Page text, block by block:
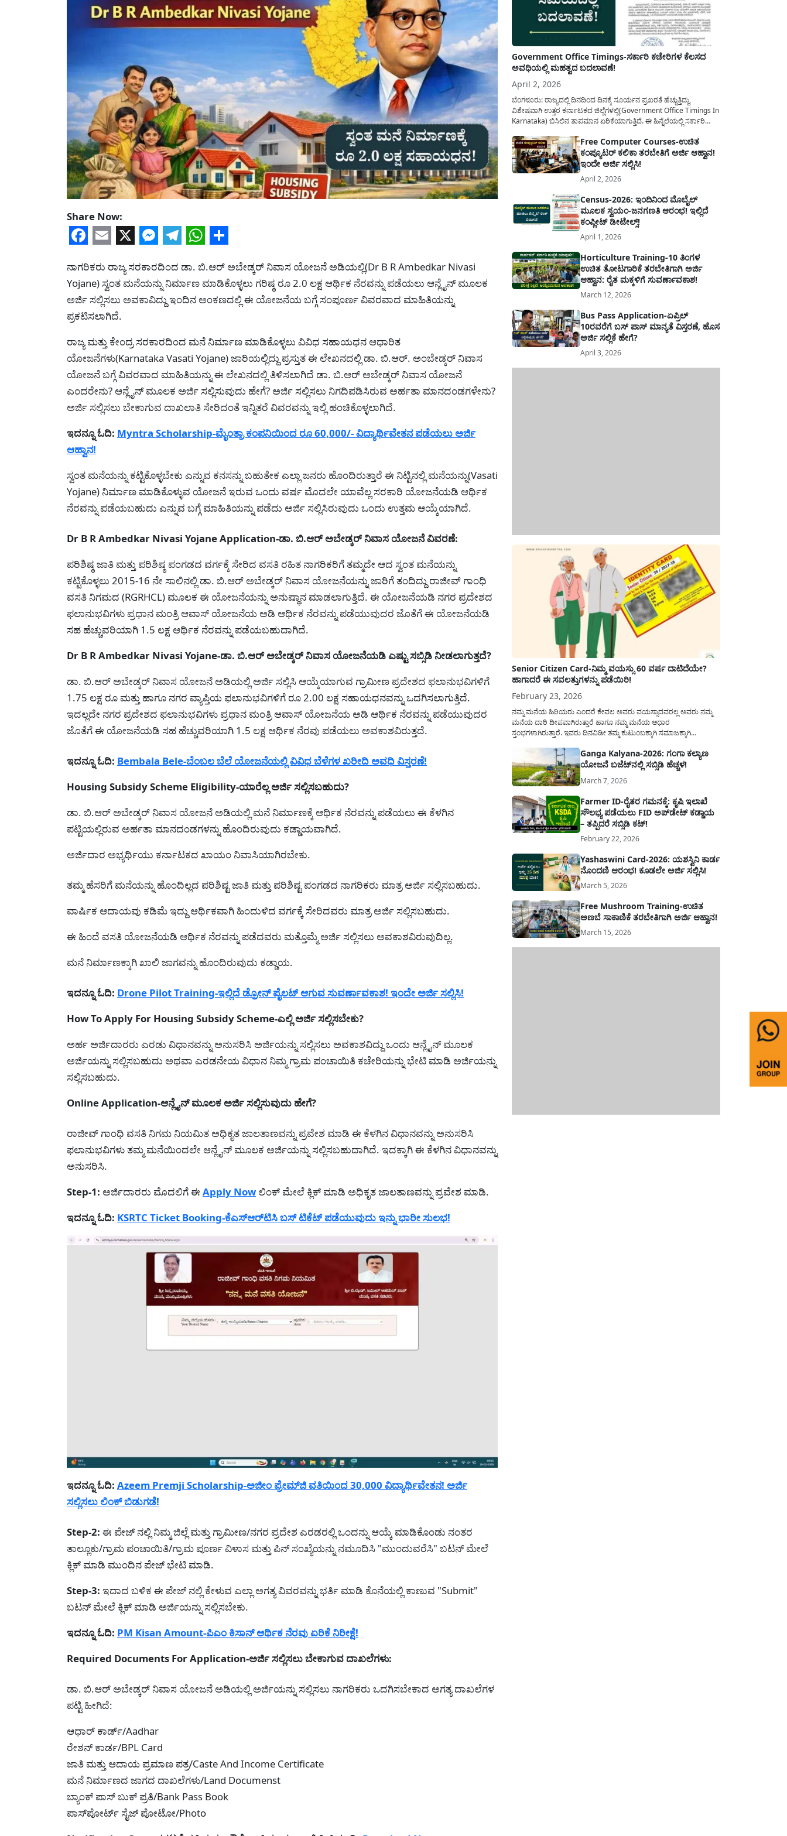
Share Now:
ನಾಗರಿಕರು ರಾಜ್ಯ ಸರಕಾರದಿಂದ ಡಾ. ಬಿ.ಆರ್ ಅಬೇಡ್ಕರ್ ನಿವಾಸ ಯೋಜನೆ ಅಡಿಯಲ್ಲಿ(Dr B R Ambedkar Nivasi
Yojane) ಸ್ವಂತ ಮನೆಯನ್ನು ನಿರ್ಮಾಣ ಮಾಡಿಕೊಳ್ಳಲು ಗರಿಷ್ಠ ರೂ 2.0 ಲಕ್ಷ ಆರ್ಥಿಕ ನೆರವನ್ನು ಪಡೆಯಲು ಆನ್ಲೈನ್ ಮೂಲಕ
ಅರ್ಜಿ ಸಲ್ಲಿಸಲು ಅವಕಾವಿದ್ದು ಇಂದಿನ ಅಂಕಣದಲ್ಲಿ ಈ ಯೋಜನೆಯ ಬಗ್ಗೆ ಸಂಪೂರ್ಣ ವಿವರವಾದ ಮಾಹಿತಿಯನ್ನು
ಪ್ರಕಟಿಸಲಾಗಿದೆ.
ರಾಜ್ಯ ಮತ್ತು ಕೇಂದ್ರ ಸರಕಾರದಿಂದ ಮನೆ ನಿರ್ಮಾಣ ಮಾಡಿಕೊಳ್ಳಲು ವಿವಿಧ ಸಹಾಯಧನ ಆಧಾರಿತ
ಯೋಜನೆಗಳು(Karnataka Vasati Yojane) ಜಾರಿಯಲ್ಲಿದ್ದು ಪ್ರಸ್ತುತ ಈ ಲೇಖನದಲ್ಲಿ ಡಾ. ಬಿ.ಆರ್. ಅಂಬೇಡ್ಕರ್ ನಿವಾಸ
ಯೋಜನೆ ಬಗ್ಗೆ ವಿವರವಾದ ಮಾಹಿತಿಯನ್ನು ಈ ಲೇಖನದಲ್ಲಿ ತಿಳಿಸಲಾಗಿದೆ ಡಾ. ಬಿ.ಆರ್ ಅಬೇಡ್ಕರ್ ನಿವಾಸ ಯೋಜನೆ
ಎಂದರೇನು? ಆನ್ಲೈನ್ ಮೂಲಕ ಅರ್ಜಿ ಸಲ್ಲಿಸುವುದು ಹೇಗೆ? ಅರ್ಜಿ ಸಲ್ಲಿಸಲು ನಿಗದಿಪಡಿಸಿರುವ ಅರ್ಹತಾ ಮಾನದಂಡಗಳೇನು?
ಅರ್ಜಿ ಸಲ್ಲಿಸಲು ಬೇಕಾಗುವ ದಾಖಲಾತಿ ಸೇರಿದಂತೆ ಇನ್ನಿತರೆ ವಿವರವನ್ನು ಇಲ್ಲಿ ಹಂಚಿಕೊಳ್ಳಲಾಗಿದೆ.
ಇದನ್ನೂ ಓದಿ: Myntra Scholarship-ಮೈಂತ್ರಾ ಕಂಪನಿಯಿಂದ ರೂ 60,000/- ವಿದ್ಯಾರ್ಥಿವೇತನ ಪಡೆಯಲು ಅರ್ಜಿ
ಆಹ್ವಾನ!
ಸ್ವಂತ ಮನೆಯನ್ನು ಕಟ್ಟಿಕೊಳ್ಳಬೇಕು ಎನ್ನುವ ಕನಸನ್ನು ಬಹುತೇಕ ಎಲ್ಲಾ ಜನರು ಹೊಂದಿರುತ್ತಾರೆ ಈ ನಿಟ್ಟಿನಲ್ಲಿ ಮನೆಯನ್ನು(Vasati
Yojane) ನಿರ್ಮಾಣ ಮಾಡಿಕೊಳ್ಳುವ ಯೋಜನೆ ಇರುವ ಒಂದು ವರ್ಷ ಮೊದಲೇ ಯಾವೆಲ್ಲ ಸರಕಾರಿ ಯೋಜನೆಯಡಿ ಆರ್ಥಿಕ
ನೆರವನ್ನು ಪಡೆಯಬಹುದು ಎನ್ನುವ ಬಗ್ಗೆ ಮಾಹಿತಿಯನ್ನು ಪಡೆದು ಅರ್ಜಿ ಸಲ್ಲಿಸಿರುವುದು ಒಂದು ಉತ್ತಮ ಆಯ್ಕೆಯಾಗಿದೆ.
Dr B R Ambedkar Nivasi Yojane Application-ಡಾ. ಬಿ.ಆರ್ ಅಬೇಡ್ಕರ್ ನಿವಾಸ ಯೋಜನೆ ವಿವರಣೆ:
ಪರಿಶಿಷ್ಠ ಜಾತಿ ಮತ್ತು ಪರಿಶಿಷ್ಠ ಪಂಗಡದ ವರ್ಗಕ್ಕೆ ಸೇರಿದ ವಸತಿ ರಹಿತ ನಾಗರಿಕರಿಗೆ ತಮ್ಮದೇ ಆದ ಸ್ವಂತ ಮನೆಯನ್ನು
ಕಟ್ಟಿಕೊಳ್ಳಲು 2015-16 ನೇ ಸಾಲಿನಲ್ಲಿ ಡಾ. ಬಿ.ಆರ್ ಅಬೇಡ್ಕರ್ ನಿವಾಸ ಯೋಜನೆಯನ್ನು ಜಾರಿಗೆ ತಂದಿದ್ದು ರಾಜೀವ್ ಗಾಂಧಿ
ವಸತಿ ನಿಗಮದ (RGRHCL) ಮೂಲಕ ಈ ಯೋಜನೆಯನ್ನು ಅನುಷ್ಥಾನ ಮಾಡಲಾಗುತ್ತಿದೆ. ಈ ಯೋಜನೆಯಡಿ ನಗರ ಪ್ರದೇಶದ
ಫಲಾನುಭವಿಗಳು ಪ್ರಧಾನ ಮಂತ್ರಿ ಆವಾಸ್ ಯೋಜನೆಯ ಅಡಿ ಆರ್ಥಿಕ ನೆರವನ್ನು ಪಡೆಯುವುದರ ಜೊತೆಗೆ ಈ ಯೋಜನೆಯಡಿ
ಸಹ ಹೆಚ್ಚುವರಿಯಾಗಿ 1.5 ಲಕ್ಷ ಆರ್ಥಿಕ ನೆರವನ್ನು ಪಡೆಯಬಹುದಾಗಿದೆ.
Dr B R Ambedkar Nivasi Yojane-ಡಾ. ಬಿ.ಆರ್ ಅಬೇಡ್ಕರ್ ನಿವಾಸ ಯೋಜನೆಯಡಿ ಎಷ್ಟು ಸಬ್ಸಿಡಿ ನೀಡಲಾಗುತ್ತದೆ?
ಡಾ. ಬಿ.ಆರ್ ಅಬೇಡ್ಕರ್ ನಿವಾಸ ಯೋಜನೆ ಅಡಿಯಲ್ಲಿ ಅರ್ಜಿ ಸಲ್ಲಿಸಿ ಆಯ್ಕೆಯಾಗುವ ಗ್ರಾಮೀಣ ಪ್ರದೇಶದ ಫಲಾನುಭವಿಗಳಿಗೆ
1.75 ಲಕ್ಷ ರೂ ಮತ್ತು ಹಾಗೂ ನಗರ ವ್ಯಾಪ್ತಿಯ ಫಲಾನುಭವಿಗಳಿಗೆ ರೂ 2.00 ಲಕ್ಷ ಸಹಾಯಧನವನ್ನು ಒದಗಿಸಲಾಗುತ್ತಿದೆ.
ಇದಲ್ಲದೇ ನಗರ ಪ್ರದೇಶದ ಫಲಾನುಭವಿಗಳು ಪ್ರಧಾನ ಮಂತ್ರಿ ಆವಾಸ್ ಯೋಜನೆಯ ಅಡಿ ಆರ್ಥಿಕ ನೆರವನ್ನು ಪಡೆಯುವುದರ
ಜೊತೆಗೆ ಈ ಯೋಜನೆಯಡಿ ಸಹ ಹೆಚ್ಚುವರಿಯಾಗಿ 1.5 ಲಕ್ಷ ಆರ್ಥಿಕ ನೆರವು ಪಡೆಯಲು ಅವಕಾಶವಿರುತ್ತದೆ.
ಇದನ್ನೂ ಓದಿ: Bembala Bele-ಬೆಂಬಲ ಬೆಲೆ ಯೋಜನೆಯಲ್ಲಿ ವಿವಿಧ ಬೆಳೆಗಳ ಖರೀದಿ ಅವಧಿ ವಿಸ್ತರಣೆ!
Housing Subsidy Scheme Eligibility-ಯಾರೆಲ್ಲ ಅರ್ಜಿ ಸಲ್ಲಿಸಬಹುದು?
ಡಾ. ಬಿ.ಆರ್ ಅಬೇಡ್ಕರ್ ನಿವಾಸ ಯೋಜನೆ ಅಡಿಯಲ್ಲಿ ಮನೆ ನಿರ್ಮಾಣಕ್ಕೆ ಆರ್ಥಿಕ ನೆರವನ್ನು ಪಡೆಯಲು ಈ ಕೆಳಗಿನ
ಪಟ್ಟಿಯಲ್ಲಿರುವ ಅರ್ಹತಾ ಮಾನದಂಡಗಳನ್ನು ಹೊಂದಿರುವುದು ಕಡ್ಡಾಯವಾಗಿದೆ.
ಅರ್ಜಿದಾರ ಅಭ್ಯರ್ಥಿಯು ಕರ್ನಾಟಕದ ಖಾಯಂ ನಿವಾಸಿಯಾಗಿರಬೇಕು.
ತಮ್ಮ ಹೆಸರಿಗೆ ಮನೆಯನ್ನು ಹೊಂದಿಲ್ಲದ ಪರಿಶಿಷ್ಟ ಜಾತಿ ಮತ್ತು ಪರಿಶಿಷ್ಟ ಪಂಗಡದ ನಾಗರಿಕರು ಮಾತ್ರ ಅರ್ಜಿ ಸಲ್ಲಿಸಬಹುದು.
ವಾರ್ಷಿಕ ಆದಾಯವು ಕಡಿಮೆ ಇದ್ದು ಆರ್ಥಿಕವಾಗಿ ಹಿಂದುಳಿದ ವರ್ಗಕ್ಕೆ ಸೇರಿದವರು ಮಾತ್ರ ಅರ್ಜಿ ಸಲ್ಲಿಸಬಹುದು.
ಈ ಹಿಂದೆ ವಸತಿ ಯೋಜನೆಯಡಿ ಆರ್ಥಿಕ ನೆರವನ್ನು ಪಡೆದವರು ಮತ್ತೊಮ್ಮೆ ಅರ್ಜಿ ಸಲ್ಲಿಸಲು ಅವಕಾಶವಿರುವುದಿಲ್ಲ.
ಮನೆ ನಿರ್ಮಾಣಕ್ಕಾಗಿ ಖಾಲಿ ಜಾಗವನ್ನು ಹೊಂದಿರುವುದು ಕಡ್ಡಾಯ.
ಇದನ್ನೂ ಓದಿ: Drone Pilot Training-ಇಲ್ಲಿದೆ ಡ್ರೋನ್ ಪೈಲಟ್ ಆಗುವ ಸುವರ್ಣಾವಕಾಶ! ಇಂದೇ ಅರ್ಜಿ ಸಲ್ಲಿಸಿ!
How To Apply For Housing Subsidy Scheme-ಎಲ್ಲಿ ಅರ್ಜಿ ಸಲ್ಲಿಸಬೇಕು?
ಅರ್ಹ ಅರ್ಜಿದಾರರು ಎರಡು ವಿಧಾನವನ್ನು ಅನುಸರಿಸಿ ಅರ್ಜಿಯನ್ನು ಸಲ್ಲಿಸಲು ಅವಕಾಶವಿದ್ದು ಒಂದು ಆನ್ಲೈನ್ ಮೂಲಕ
ಅರ್ಜಿಯನ್ನು ಸಲ್ಲಿಸಬಹುದು ಅಥವಾ ಎರಡನೇಯ ವಿಧಾನ ನಿಮ್ಮ ಗ್ರಾಮ ಪಂಚಾಯಿತಿ ಕಚೇರಿಯನ್ನು ಭೇಟಿ ಮಾಡಿ ಅರ್ಜಿಯನ್ನು
ಸಲ್ಲಿಸಬಹುದು.
Online Application-ಆನ್ಲೈನ್ ಮೂಲಕ ಅರ್ಜಿ ಸಲ್ಲಿಸುವುದು ಹೇಗೆ?
ರಾಜೀವ್ ಗಾಂಧಿ ವಸತಿ ನಿಗಮ ನಿಯಮಿತ ಅಧಿಕೃತ ಜಾಲತಾಣವನ್ನು ಪ್ರವೇಶ ಮಾಡಿ ಈ ಕೆಳಗಿನ ವಿಧಾನವನ್ನು ಅನುಸರಿಸಿ
ಫಲಾನುಭವಿಗಳು ತಮ್ಮ ಮನೆಯಿಂದಲೇ ಆನ್ಲೈನ್ ಮೂಲಕ ಅರ್ಜಿಯನ್ನು ಸಲ್ಲಿಸಬಹುದಾಗಿದೆ. ಇದಕ್ಕಾಗಿ ಈ ಕೆಳಗಿನ ವಿಧಾನವನ್ನು
ಅನುಸರಿಸಿ.
Step-1: ಅರ್ಜಿದಾರರು ಮೊದಲಿಗೆ ಈ Apply Now ಲಿಂಕ್ ಮೇಲೆ ಕ್ಲಿಕ್ ಮಾಡಿ ಅಧಿಕೃತ ಜಾಲತಾಣವನ್ನು ಪ್ರವೇಶ ಮಾಡಿ.
ಇದನ್ನೂ ಓದಿ: KSRTC Ticket Booking-ಕೆಎಸ್‌ಆರ್‌ಟಿಸಿ ಬಸ್ ಟಿಕೆಟ್ ಪಡೆಯುವುದು ಇನ್ನು ಭಾರೀ ಸುಲಭ!
ಇದನ್ನೂ ಓದಿ: Azeem Premji Scholarship-ಅಜೀಂ ಪ್ರೇಮ್‌ಜಿ ವತಿಯಿಂದ 30,000 ವಿದ್ಯಾರ್ಥಿವೇತನ! ಅರ್ಜಿ
ಸಲ್ಲಿಸಲು ಲಿಂಕ್ ಬಿಡುಗಡೆ!
Step-2: ಈ ಪೇಜ್ ನಲ್ಲಿ ನಿಮ್ಮ ಜಿಲ್ಲೆ ಮತ್ತು ಗ್ರಾಮೀಣ/ನಗರ ಪ್ರದೇಶ ಎರಡರಲ್ಲಿ ಒಂದನ್ನು ಆಯ್ಕೆ ಮಾಡಿಕೊಂಡು ನಂತರ
ತಾಲ್ಲೂಕು/ಗ್ರಾಮ ಪಂಚಾಯಿತಿ/ಗ್ರಾಮ ಪೂರ್ಣ ವಿಳಾಸ ಮತ್ತು ಪಿನ್ ಸಂಖ್ಯೆಯನ್ನು ನಮೂದಿಸಿ "ಮುಂದುವರೆಸಿ" ಬಟನ್ ಮೇಲೆ
ಕ್ಲಿಕ್ ಮಾಡಿ ಮುಂದಿನ ಪೇಜ್ ಭೇಟಿ ಮಾಡಿ.
Step-3: ಇದಾದ ಬಳಿಕ ಈ ಪೇಜ್ ನಲ್ಲಿ ಕೇಳುವ ಎಲ್ಲಾ ಅಗತ್ಯ ವಿವರವನ್ನು ಭರ್ತಿ ಮಾಡಿ ಕೊನೆಯಲ್ಲಿ ಕಾಣುವ "Submit"
ಬಟನ್ ಮೇಲೆ ಕ್ಲಿಕ್ ಮಾಡಿ ಅರ್ಜಿಯನ್ನು ಸಲ್ಲಿಸಬೇಕು.
ಇದನ್ನೂ ಓದಿ: PM Kisan Amount-ಪಿಎಂ ಕಿಸಾನ್ ಆರ್ಥಿಕ ನೆರವು ಏರಿಕೆ ನಿರೀಕ್ಷೆ!
Required Documents For Application-ಅರ್ಜಿ ಸಲ್ಲಿಸಲು ಬೇಕಾಗುವ ದಾಖಲೆಗಳು:
ಡಾ. ಬಿ.ಆರ್ ಅಬೇಡ್ಕರ್ ನಿವಾಸ ಯೋಜನೆ ಅಡಿಯಲ್ಲಿ ಅರ್ಜಿಯನ್ನು ಸಲ್ಲಿಸಲು ನಾಗರಿಕರು ಒದಗಿಸಬೇಕಾದ ಅಗತ್ಯ ದಾಖಲೆಗಳ
ಪಟ್ಟಿ ಹೀಗಿದೆ:
ಆಧಾರ್ ಕಾರ್ಡ್/Aadhar
ರೇಶನ್ ಕಾರ್ಡ/BPL Card
ಜಾತಿ ಮತ್ತು ಆದಾಯ ಪ್ರಮಾಣ ಪತ್ರ/Caste And Income Certificate
ಮನೆ ನಿರ್ಮಾಣದ ಜಾಗದ ದಾಖಲೆಗಳು/Land Documenst
ಬ್ಯಾಂಕ್ ಪಾಸ್ ಬುಕ್ ಪ್ರತಿ/Bank Pass Book
ಪಾಸ್‌ಪೋರ್ಟ್ ಸೈಜ್ ಪೋಟೋ/Photo
Government Office Timings-ಸರ್ಕಾರಿ ಕಚೇರಿಗಳ ಕೆಲಸದ
ಅವಧಿಯಲ್ಲಿ ಮಹತ್ವದ ಬದಲಾವಣೆ!
April 2, 2026
ಬೆಂಗಳೂರು: ರಾಜ್ಯದಲ್ಲಿ ದಿನದಿಂದ ದಿನಕ್ಕೆ ಸೂರ್ಯನ ಪ್ರಖರತೆ ಹೆಚ್ಚುತ್ತಿದ್ದು,
ವಿಶೇಷವಾಗಿ ಉತ್ತರ ಕರ್ನಾಟಕದ ಜಿಲ್ಲೆಗಳಲ್ಲಿ(Government Office Timings In
Karnataka) ಬಿಸಿಲಿನ ತಾಪಮಾನ ಏರಿಕೆಯಾಗುತ್ತಿದೆ. ಈ ಹಿನ್ನೆಲೆಯಲ್ಲಿ ಸರ್ಕಾರಿ
ಸರ್ಕಾರವು ಮಹತ್ವದ ನಿರ್ಧಾರವೊಂದನ್ನು ಕೈಗೊಂಡಿದೆ. ಕಿತ್ತೂರು ಕರ್ನಾಟಕ ಮತ್ತು
ಕಲ್ಯಾಣ ಕರ್ನಾಟಕದ ಒಟ್ಟು 9 ಜಿಲ್ಲೆಗಳಲ್ಲಿ ಏಪ್ರಿಲ್...
Free Computer Courses-ಉಚಿತ
ಕಂಪ್ಯೂಟರ್ ಕಲಿಕಾ ತರಬೇತಿಗೆ ಅರ್ಜಿ ಆಹ್ವಾನ!
ಇಂದೇ ಅರ್ಜಿ ಸಲ್ಲಿಸಿ!
April 2, 2026
Census-2026: ಇಂದಿನಿಂದ ಮೊಬೈಲ್
ಮೂಲಕ ಸ್ವಯಂ-ಜನಗಣತಿ ಆರಂಭ! ಇಲ್ಲಿದೆ
ಕಂಪ್ಲೀಟ್ ಡೀಟೇಲ್ಸ್!
April 1, 2026
Horticulture Training-10 ತಿಂಗಳ
ಉಚಿತ ತೋಟಗಾರಿಕೆ ತರಬೇತಿಗಾಗಿ ಅರ್ಜಿ
ಆಹ್ವಾನ: ರೈತ ಮಕ್ಕಳಿಗೆ ಸುವರ್ಣಾವಕಾಶ!
March 12, 2026
Bus Pass Application-ಏಪ್ರಿಲ್
10ರವರೆಗೆ ಬಸ್ ಪಾಸ್ ಮಾನ್ಯತೆ ವಿಸ್ತರಣೆ, ಹೊಸ
ಅರ್ಜಿ ಸಲ್ಲಿಕೆ ಹೇಗೆ?
April 3, 2026
Senior Citizen Card-ನಿಮ್ಮ ವಯಸ್ಸು 60 ವರ್ಷ ದಾಟಿದೆಯೇ?
ಹಾಗಾದರೆ ಈ ಸವಲತ್ತುಗಳನ್ನು ಪಡೆಯಿರಿ!
February 23, 2026
ನಮ್ಮ ಮನೆಯ ಹಿರಿಯರು ಎಂದರೆ ಕೇವಲ ಅವರು ವಯಸ್ಸಾದವರಲ್ಲ ಅವರು ನಮ್ಮ
ಮನೆಯ ದಾರಿ ದೀಪವಾಗಿರುತ್ತಾರೆ ಹಾಗೂ ನಮ್ಮ ಮನೆಯ ಆಧಾರ
ಸ್ತಂಭಗಳಾಗಿರುತ್ತಾರೆ. ಇವರು ದಿನವಿಡೀ ತಮ್ಮ ಕುಟುಂಬಕ್ಕಾಗಿ ಸಮಾಜಕ್ಕಾಗಿ
ನೆಮ್ಮದಿಯಿಂದ ಕಳೆಯಬೇಕೆಂಬುದು ಪ್ರತಿಯೊಬ್ಬರ ಕನಸಾಗಿರುತ್ತದೆ ಆದ್ದರಿಂದ
ಸರ್ಕಾರವು ಹಿರಿಯ ನಾಗರಿಕರ ಗುರುತಿನ ಚೀಟಿ...
Ganga Kalyana-2026: ಗಂಗಾ ಕಲ್ಯಾಣ
ಯೋಜನೆ ಬಜೆಟ್‌ನಲ್ಲಿ ಸಬ್ಸಿಡಿ ಹೆಚ್ಚಳ!
March 7, 2026
Farmer ID-ರೈತರ ಗಮನಕ್ಕೆ: ಕೃಷಿ ಇಲಾಖೆ
ಸೌಲಭ್ಯ ಪಡೆಯಲು FID ಅಪ್‌ಡೇಟ್ ಕಡ್ಡಾಯ
– ತಪ್ಪಿದರೆ ಸಬ್ಸಿಡಿ ಕಟ್!
February 22, 2026
Yashaswini Card-2026: ಯಶಸ್ವಿನಿ ಕಾರ್ಡ
ನೊಂದಣಿ ಆರಂಭ! ಕೂಡಲೇ ಅರ್ಜಿ ಸಲ್ಲಿಸಿ!
March 5, 2026
Free Mushroom Training-ಉಚಿತ
ಅಣಬೆ ಸಾಕಾಣಿಕೆ ತರಬೇತಿಗಾಗಿ ಅರ್ಜಿ ಆಹ್ವಾನ!
March 15, 2026